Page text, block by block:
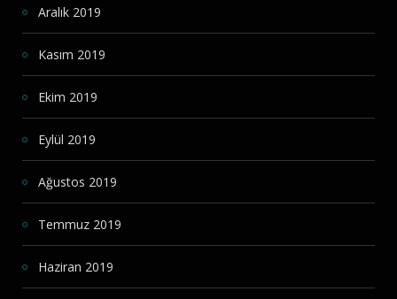
Aralık 2019
Kasım 2019
Ekim 2019
Eylül 2019
Ağustos 2019
Temmuz 2019
Haziran 2019